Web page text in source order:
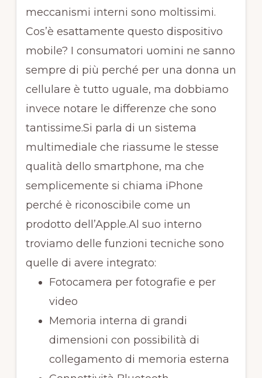
meccanismi interni sono moltissimi.
Cos’è esattamente questo dispositivo
mobile? I consumatori uomini ne sanno
sempre di più perché per una donna un
cellulare è tutto uguale, ma dobbiamo
invece notare le differenze che sono
tantissime.Si parla di un sistema
multimediale che riassume le stesse
qualità dello smartphone, ma che
semplicemente si chiama iPhone
perché è riconoscibile come un
prodotto dell’Apple.Al suo interno
troviamo delle funzioni tecniche sono
quelle di avere integrato:
Fotocamera per fotografie e per
video
Memoria interna di grandi
dimensioni con possibilità di
collegamento di memoria esterna